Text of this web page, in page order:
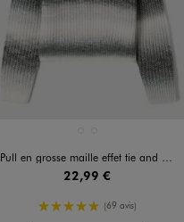
Pull en grosse maille effet tie and dye fille
22,99 €
5/5 de moyenne
(69 avis)